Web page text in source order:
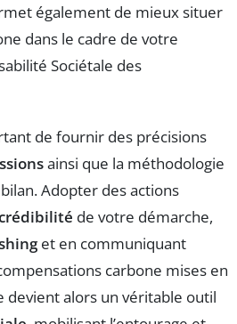
également de mieux situer
dans le cadre de votre
Sociétale des
de fournir des précisions
ainsi que la méthodologie
Adopter des actions
de votre démarche,
et en communiquant
carbone mises en
devient alors un véritable outil